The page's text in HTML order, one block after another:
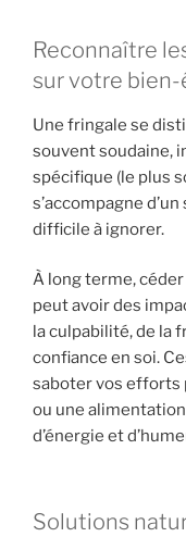
Reconnaître
sur votre
Une fringale se
souvent soudaine,
spécifique (le plus
s’accompagne
difficile à ignorer.
À long terme,
peut avoir des
la culpabilité, de la
confiance en soi.
saboter vos efforts
ou une
d’énergie et
Solutions